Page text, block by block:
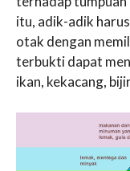
itu, adik-adik
otak dengan
terbukti dapat
ikan, kekacang,